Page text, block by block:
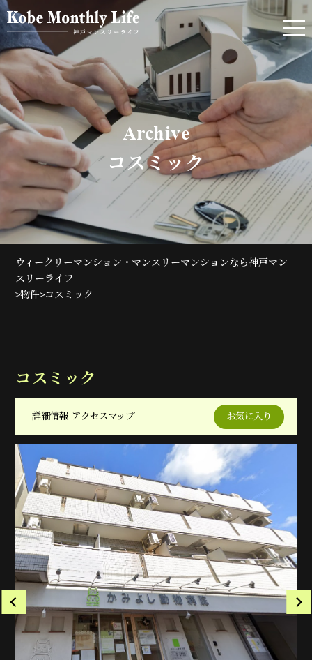
Archive
コスミック
ウィークリーマンション・マンスリーマンションなら神戸マン
スリーライフ
>物件>コスミック
コスミック
詳細情報 アクセスマップ お気に入り